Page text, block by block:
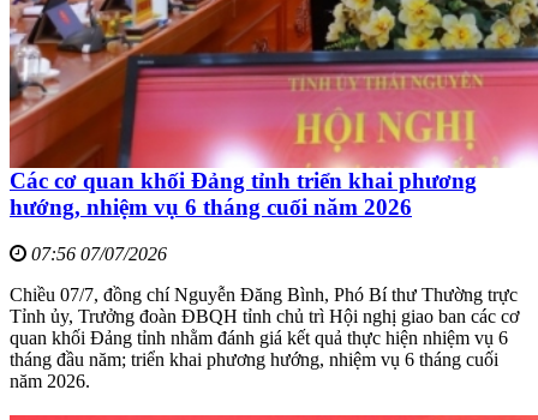
Các cơ quan khối Đảng tỉnh triển khai phương
hướng, nhiệm vụ 6 tháng cuối năm 2026
07:56 07/07/2026
Chiều 07/7, đồng chí Nguyễn Đăng Bình, Phó Bí thư Thường trực
Tỉnh ủy, Trưởng đoàn ĐBQH tỉnh chủ trì Hội nghị giao ban các cơ
quan khối Đảng tỉnh nhằm đánh giá kết quả thực hiện nhiệm vụ 6
tháng đầu năm; triển khai phương hướng, nhiệm vụ 6 tháng cuối
năm 2026.